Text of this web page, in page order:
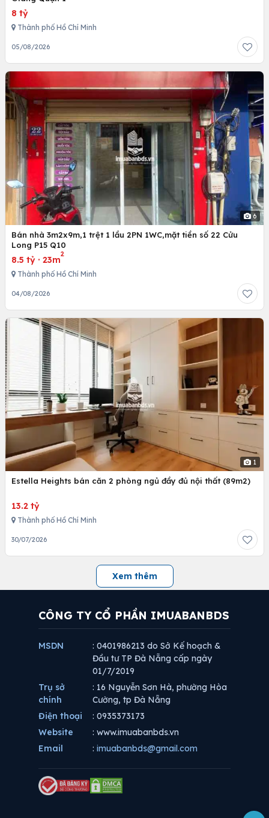
8 tỷ
Thành phố Hồ Chí Minh
05/08/2026
6
Bán nhà 3m2x9m,1 trệt 1 lầu 2PN 1WC,mặt tiền số 22 Cửu
Long P15 Q10
8.5 tỷ · 23m
2
Thành phố Hồ Chí Minh
04/08/2026
1
Estella Heights bán căn 2 phòng ngủ đầy đủ nội thất (89m2)
13.2 tỷ
Thành phố Hồ Chí Minh
30/07/2026
Xem thêm
CÔNG TY CỔ PHẦN IMUABANBDS
MSDN
: 0401986213 do Sở Kế hoạch &
Đầu tư TP Đà Nẵng cấp ngày
01/7/2019
Trụ sở
chính
: 16 Nguyễn Sơn Hà, phường Hòa
Cường, tp Đà Nẵng
Điện thoại
: 0935373173
Website
: www.imuabanbds.vn
Email
: imuabanbds@gmail.com